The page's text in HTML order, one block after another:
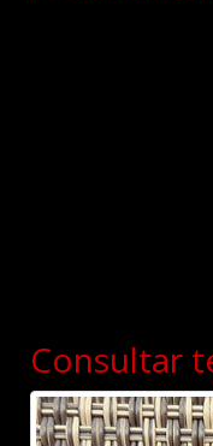
Consultar